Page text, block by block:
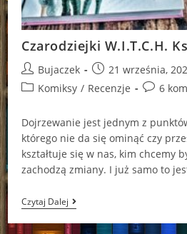
Czarodziejki W.I.T.C.H.
Post
author:
Bujaczek
Post
published:
21 września,
PostKomiksy / Recenzje
Post6
Dojrzewanie jest jednym z
którego nie da się ominąć czy
kształtuje się w nas, kim chcemy
zachodzą zmiany. I już samo to
Czytaj DalejCzarodziejki
W.I.T.C.H.
Księga